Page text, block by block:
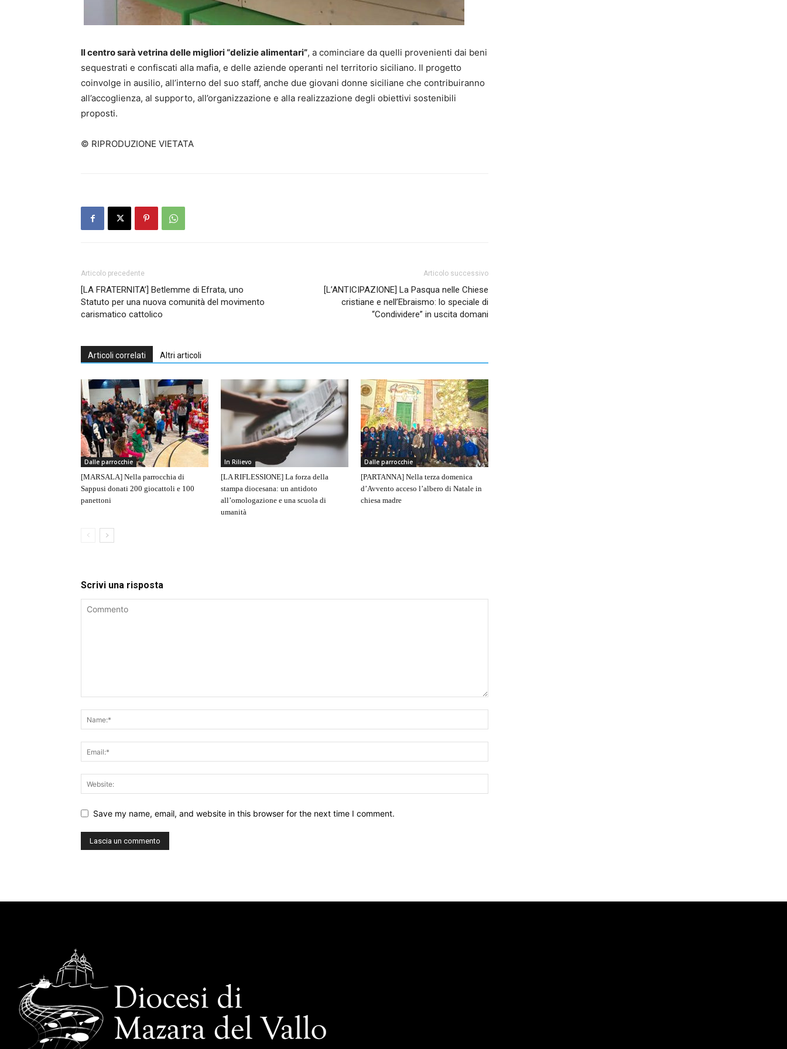
Il centro sarà vetrina delle migliori “delizie alimentari”, a cominciare da quelli provenienti dai beni
sequestrati e confiscati alla mafia, e delle aziende operanti nel territorio siciliano. Il progetto
coinvolge in ausilio, all’interno del suo staff, anche due giovani donne siciliane che contribuiranno
all’accoglienza, al supporto, all’organizzazione e alla realizzazione degli obiettivi sostenibili
proposti.
© RIPRODUZIONE VIETATA
Articolo precedente
[LA FRATERNITA’] Betlemme di Efrata, uno
Statuto per una nuova comunità del movimento
carismatico cattolico
Articolo successivo
[L’ANTICIPAZIONE] La Pasqua nelle Chiese
cristiane e nell’Ebraismo: lo speciale di
“Condividere” in uscita domani
Articoli correlati Altri articoli
Dalle parrocchie
[MARSALA] Nella parrocchia di
Sappusi donati 200 giocattoli e 100
panettoni
In Rilievo
[LA RIFLESSIONE] La forza della
stampa diocesana: un antidoto
all’omologazione e una scuola di
umanità
Dalle parrocchie
[PARTANNA] Nella terza domenica
d’Avvento acceso l’albero di Natale in
chiesa madre
Scrivi una risposta
Save my name, email, and website in this browser for the next time I comment.